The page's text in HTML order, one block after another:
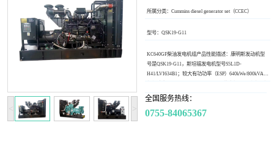
< >
所属分类： Cummins diesel generator set（CCEC）
型号： QSK19-G11
KC640GF柴油发电机组产品性能描述：康明斯发动机型
号是QSK19-G11，斯坦福发电机型号S5L1D-
H41/LVI634B1；较大有功功率（ESP）640kWe/800kVA，
进的燃油喷射技术和优化燃烧过程，实现了更好的燃油
经济性，从而降低了运营成本，提高了整体效率。
全国服务热线：
0755-84065367